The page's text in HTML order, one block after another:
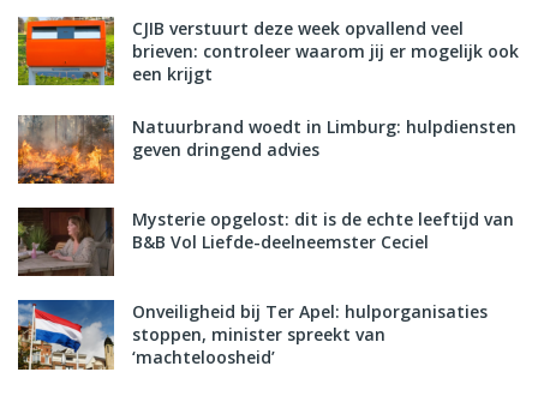
CJIB verstuurt deze week opvallend veel
brieven: controleer waarom jij er mogelijk ook
een krijgt
Natuurbrand woedt in Limburg: hulpdiensten
geven dringend advies
Mysterie opgelost: dit is de echte leeftijd van
B&B Vol Liefde-deelneemster Ceciel
Onveiligheid bij Ter Apel: hulporganisaties
stoppen, minister spreekt van
‘machteloosheid’